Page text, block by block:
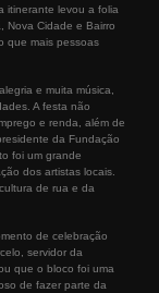
itinerante levou a folia
Nova Cidade e Bairro
que mais pessoas
e muita música,
A festa não
e renda, além de
da Fundação
foi um grande
dos artistas locais.
de rua e da
de celebração
servidor da
que o bloco foi uma
de fazer parte da